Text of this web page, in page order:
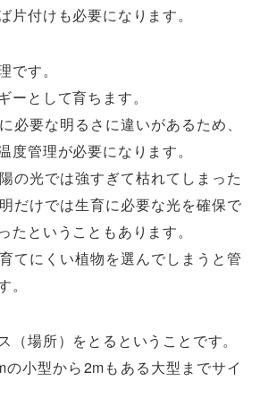
片付けも必要になります。
です。
ーとして育ちます。
必要な明るさに違いがあるため、
度管理が必要になります。
の光では強すぎて枯れてしまった
だけでは生育に必要な光を確保で
たということもあります。
てにくい植物を選んでしまうと管
（場所）をとるということです。
小型から2mもある大型までサイ
オフィスレイアウト、移転・納期
お気軽にご相談ください！
お問合せ・見積依頼をする